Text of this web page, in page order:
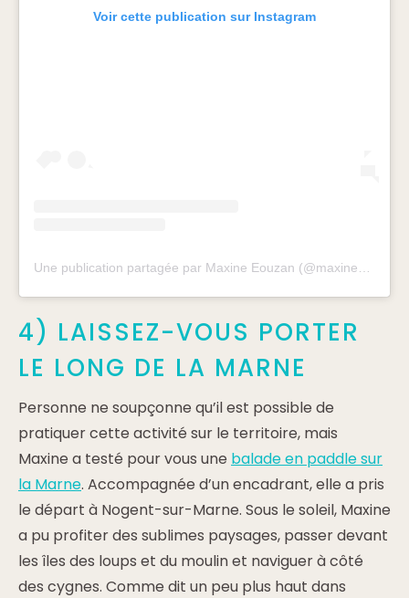
Voir cette publication sur Instagram
4) LAISSEZ-VOUS PORTER
LE LONG DE LA MARNE
Personne ne soupçonne qu’il est possible de
pratiquer cette activité sur le territoire, mais
Maxine a testé pour vous une balade en paddle sur
la Marne. Accompagnée d’un encadrant, elle a pris
le départ à Nogent-sur-Marne. Sous le soleil, Maxine
a pu profiter des sublimes paysages, passer devant
les îles des loups et du moulin et naviguer à côté
des cygnes. Comme dit un peu plus haut dans